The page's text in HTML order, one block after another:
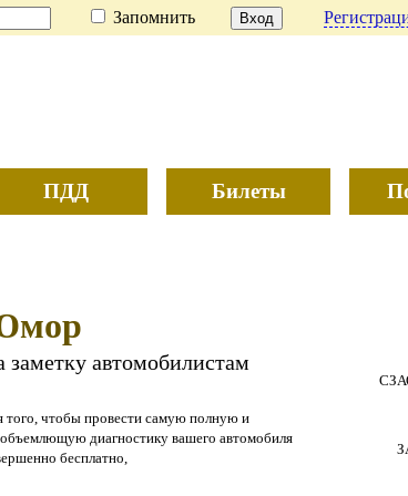
Запомнить
ПДД Билеты
заметку автомобилистам
того, чтобы провести самую полную и
диагностику вашего автомобиля
бесплатно,